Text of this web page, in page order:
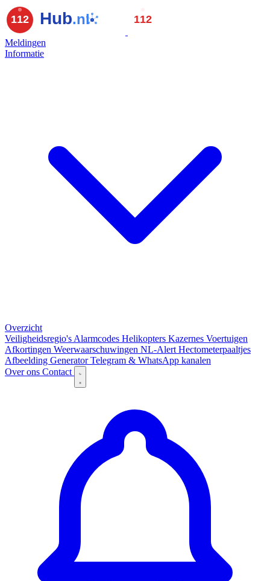
Meldingen
Informatie
Overzicht
Veiligheidsregio's Alarmcodes Helikopters Kazernes Voertuigen
Afkortingen Weerwaarschuwingen NL-Alert Hectometerpaaltjes
Afbeelding GeneratorTelegram & WhatsApp kanalen
Over ons Contact